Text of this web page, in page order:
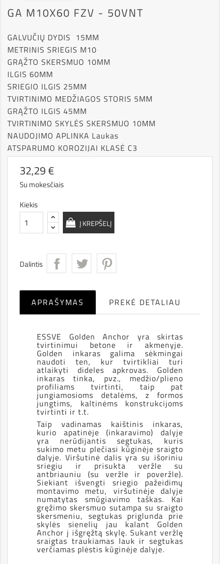
GA M10X60 FZV - 50VNT
GALVUČIŲ DYDIS 15MM
METRINIS SRIEGIS M10
GRĄŽTO SKERSMUO 10MM
ILGIS 60MM
SRIEGIO ILGIS 25MM
TVIRTINIMO MEDŽIAGOS STORIS 5MM
GRĄŽTO ILGIS 45MM
TVIRTINIMO SKYLĖS SKERSMUO 10MM
NAUDOJIMO APLINKA Laukas
ATSPARUMO KOROZIJAI KLASĖ C3
32,29 €
Su mokesčiais
Kiekis
Į KREPŠELĮ
Dalintis
APRAŠYMAS PREKĖ DETALIAU
ESSVE Golden Anchor yra skirtas
tvirtinimui betone ir akmenyje.
Golden inkaras galima sėkmingai
naudoti ten, kur tvirtikliai turi
atlaikyti dideles apkrovas. Golden
inkaras tinka, pvz., medžio/plieno
profiliams tvirtinti, taip pat
jungiamosioms detalėms, z formos
jungtims, kaltinėms konstrukcijoms
tvirtinti ir t.t.
Taip vadinamas kaištinis inkaras,
kurio apatinėje (inkaravimo) dalyje
yra nerūdijantis segtukas, kuris
sukimo metu plečiasi kūginėje sraigto
dalyje. Viršutinė dalis yra su išoriniu
sriegiu ir prisukta veržle su
antbriauniu (su veržle ir poveržle).
Siekiant išvengti sriegio pažeidimų
montavimo metu, viršutinėje dalyje
numatytas smūgiavimo taškas. Kai
gręžimo skersmuo sutampa su sraigto
skersmeniu, segtukas priglunda prie
skylės sienelių jau kalant Golden
Anchor į išgręžtą skylę. Sukant veržlę
sraigtas traukiamas lauk ir segtukas
verčiamas plėstis kūginėje dalyje.